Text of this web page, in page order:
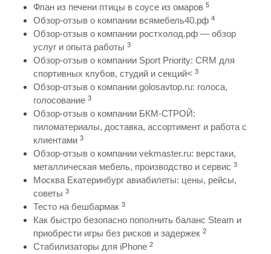
Флан из печени птицы в соусе из омаров 5
Обзор-отзыв о компании всямебель40.рф 4
Обзор-отзыв о компании ростхолод.рф — обзор
услуг и опыта работы 3
Обзор-отзыв о компании Sport Priority: CRM для
спортивных клубов, студий и секций< 3
Обзор-отзыв о компании golosavtop.ru: голоса,
голосование 3
Обзор-отзыв о компании БКМ-СТРОЙ:
пиломатериалы, доставка, ассортимент и работа с
клиентами 3
Обзор-отзыв о компании vekmaster.ru: верстаки,
металлическая мебель, производство и сервис 3
Москва Екатеринбург авиабилеты: цены, рейсы,
советы 3
Тесто на бешбармак 3
Как быстро безопасно пополнить баланс Steam и
приобрести игры без рисков и задержек 2
Стабилизаторы для iPhone 2